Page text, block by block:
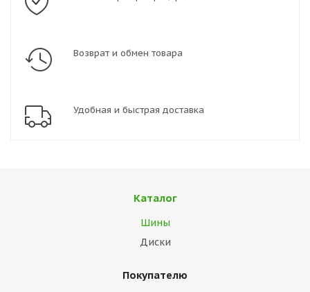
Возврат и обмен товара
Удобная и быстрая доставка
Каталог
Шины
Диски
Покупателю